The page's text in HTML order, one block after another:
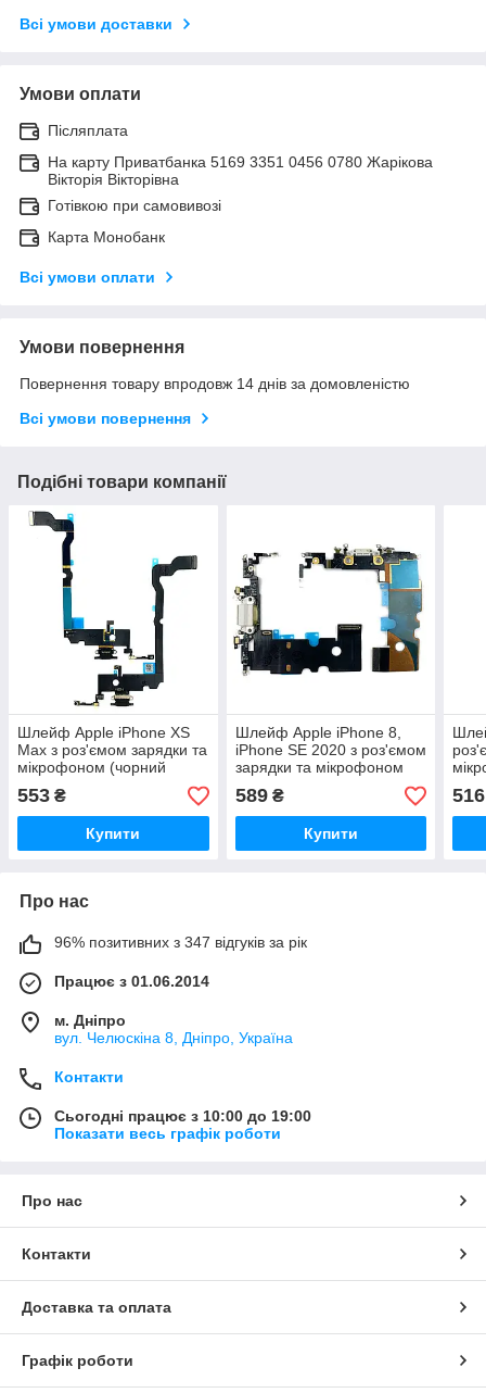
Всі умови доставки
Умови оплати
Післяплата
На карту Приватбанка 5169 3351 0456 0780 Жарікова
Вікторія Вікторівна
Готівкою при самовивозі
Карта Монобанк
Всі умови оплати
Умови повернення
Повернення товару впродовж 14 днів за домовленістю
Всі умови повернення
Подібні товари компанії
Шлейф Apple iPhone XS
Max з роз'ємом зарядки та
мікрофоном (чорний
оригінал Китай)
553 ₴
Купити
Шлейф Apple iPhone 8,
iPhone SE 2020 з роз'ємом
зарядки та мікрофоном
білий Original PRC
589₴
Купити
516
Про нас
96% позитивних з 347 відгуків за рік
Працює з 01.06.2014
м. Дніпро
вул. Челюскіна 8, Дніпро, Україна
Контакти
Сьогодні працює з 10:00 до 19:00
Показати весь графік роботи
Про нас
Контакти
Доставка та оплата
Графік роботи